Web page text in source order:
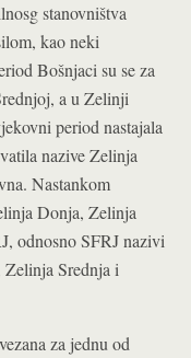
stanovništva
kao neki
Bošnjaci su se za
a u Zelinji
period nastajala
nazive Zelinja
Nastankom
Donja, Zelinja
odnosno SFRJ nazivi
Srednja i
za jednu od